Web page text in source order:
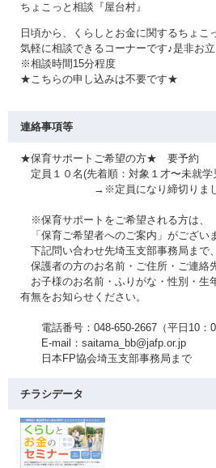
ちょこっと相談『屋台村』
日頃から、くらしとお金に関するちょこ
気軽に相談できるコーナーです♪是非お
※相談時間15分程度
★こちらの申し込みは不要です★
連絡事項等
★保育サポートご希望の方★ 要予約
定員１０名(先着順：対象１才〜未就学
→※定員になり締切りま
※保育サポートをご希望される方は、
「保育ご希望者へのご案内」がござい
下記問い合わせ先埼玉支部事務局まで
保護者の方のお名前・ご住所・ご連絡
お子様のお名前・ふりがな・性別・生
有無をお知らせください。
電話番号：048-650-2667（平日10：
E-mail：saitama_bb@jafp.or.jp
日本FP協会埼玉支部事務局まで
チラシデータ